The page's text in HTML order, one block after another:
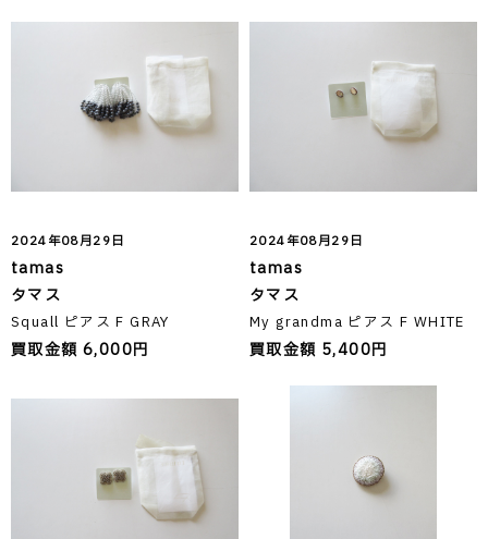
2024年08月29日
tamas
タマス
Squall ピアス F GRAY
買取金額 6,000円
2024年08月29日
tamas
タマス
My grandma ピアス F WHITE
買取金額 5,400円